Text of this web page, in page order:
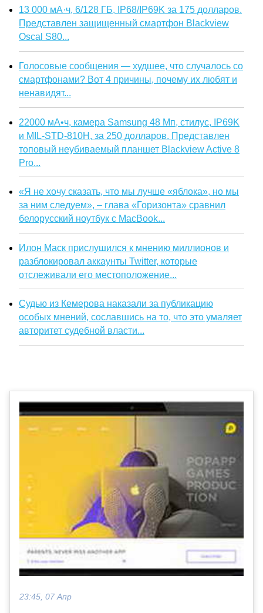
13 000 мА·ч, 6/128 ГБ, IP68/IP69K за 175 долларов.
Представлен защищенный смартфон Blackview
Oscal S80...
Голосовые сообщения — худшее, что случалось со
смартфонами? Вот 4 причины, почему их любят и
ненавидят...
22000 мА•ч, камера Samsung 48 Мп, стилус, IP69K
и MIL-STD-810H, за 250 долларов. Представлен
топовый неубиваемый планшет Blackview Active 8
Pro...
«Я не хочу сказать, что мы лучше «яблока», но мы
за ним следуем», – глава «Горизонта» сравнил
белорусский ноутбук с MacBook...
Илон Маск прислушился к мнению миллионов и
разблокировал аккаунты Twitter, которые
отслеживали его местоположение...
Судью из Кемерова наказали за публикацию
особых мнений, сославшись на то, что это умаляет
авторитет судебной власти...
23:45, 07 Апр